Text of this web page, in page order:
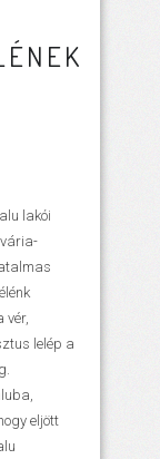
lakói
vér,
lelép a
eljött